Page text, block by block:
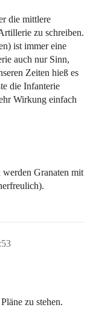
die mittlere
zu schreiben.
ist immer eine
auch nur Sinn,
Zeiten hieß es
die Infanterie
Wirkung einfach
Granaten mit
zu stehen.